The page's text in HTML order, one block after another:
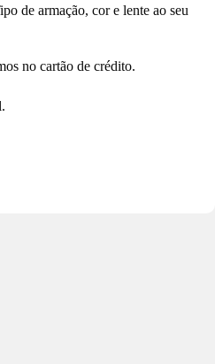
armação, cor e lente ao seu
no cartão de crédito.